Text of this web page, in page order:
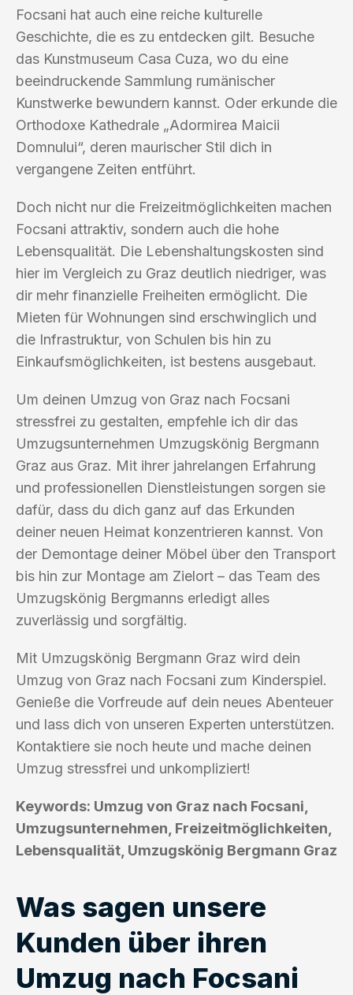
Focsani hat auch eine reiche kulturelle
Geschichte, die es zu entdecken gilt. Besuche
das Kunstmuseum Casa Cuza, wo du eine
beeindruckende Sammlung rumänischer
Kunstwerke bewundern kannst. Oder erkunde die
Orthodoxe Kathedrale „Adormirea Maicii
Domnului“, deren maurischer Stil dich in
vergangene Zeiten entführt.
Doch nicht nur die Freizeitmöglichkeiten machen
Focsani attraktiv, sondern auch die hohe
Lebensqualität. Die Lebenshaltungskosten sind
hier im Vergleich zu Graz deutlich niedriger, was
dir mehr finanzielle Freiheiten ermöglicht. Die
Mieten für Wohnungen sind erschwinglich und
die Infrastruktur, von Schulen bis hin zu
Einkaufsmöglichkeiten, ist bestens ausgebaut.
Um deinen Umzug von Graz nach Focsani
stressfrei zu gestalten, empfehle ich dir das
Umzugsunternehmen Umzugskönig Bergmann
Graz aus Graz. Mit ihrer jahrelangen Erfahrung
und professionellen Dienstleistungen sorgen sie
dafür, dass du dich ganz auf das Erkunden
deiner neuen Heimat konzentrieren kannst. Von
der Demontage deiner Möbel über den Transport
bis hin zur Montage am Zielort – das Team des
Umzugskönig Bergmanns erledigt alles
zuverlässig und sorgfältig.
Mit Umzugskönig Bergmann Graz wird dein
Umzug von Graz nach Focsani zum Kinderspiel.
Genieße die Vorfreude auf dein neues Abenteuer
und lass dich von unseren Experten unterstützen.
Kontaktiere sie noch heute und mache deinen
Umzug stressfrei und unkompliziert!
Keywords: Umzug von Graz nach Focsani,
Umzugsunternehmen, Freizeitmöglichkeiten,
Lebensqualität, Umzugskönig Bergmann Graz
Was sagen unsere
Kunden über ihren
Umzug nach Focsani